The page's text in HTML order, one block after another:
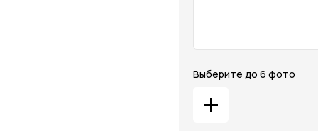
Выберите до 6 фото